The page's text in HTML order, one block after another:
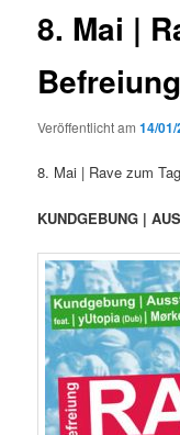
8. Mai |
Befreiung
Veröffentlicht am14/
8. Mai | Rave zum
KUNDGEBUNG |